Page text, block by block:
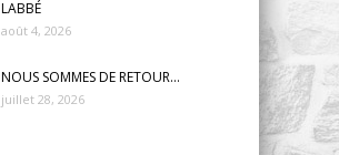
LABBÉ
août 4, 2026
NOUS SOMMES DE RETOUR…
juillet 28, 2026